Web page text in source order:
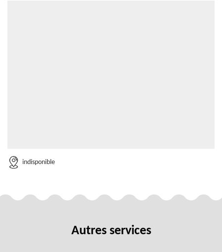
indisponible
Autres services